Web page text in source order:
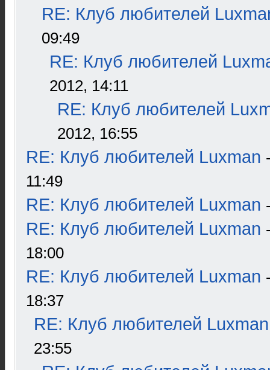
RE: Клуб любителей
09:49
RE: Клуб любителей
2012, 14:11
RE: Клуб любителей
2012, 16:55
RE: Клуб любителей Luxman
11:49
RE: Клуб любителей Luxman
RE: Клуб любителей Luxman
18:00
RE: Клуб любителей Luxman
18:37
RE: Клуб любителей Luxman
23:55